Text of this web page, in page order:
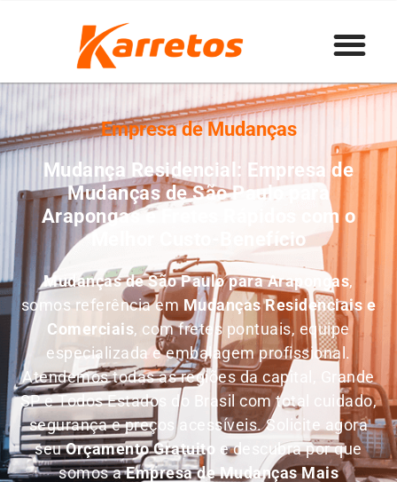
Empresa de Mudanças
Mudança Residencial: Empresa de
Mudanças de São Paulo para
Arapongas e Fretes Rápidos com o
Melhor Custo-Benefício
Mudanças de São Paulo para Arapongas,
somos referência emMudanças Residenciais e
Comerciais, com fretes pontuais, equipe
especializada e embalagem profissional.
Atendemos todas as regiões da capital, Grande
SP e Todos Estados do Brasil com total cuidado,
segurança e preços acessíveis. Solicite agora
seuOrçamento Gratuito
e descubra por que
somos aEmpresa de Mudanças Mais